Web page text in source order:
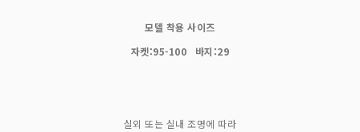
모델 착용 사이즈
자켓:95-100 바지:29
실외 또는 실내 조명에 따라